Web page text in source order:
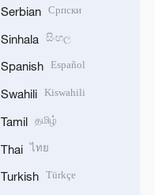
Serbian Српски
Sinhala සිංහල
Spanish Español
Swahili Kiswahili
Tamil தமிழ்
Thai ไทย
Turkish Türkçe